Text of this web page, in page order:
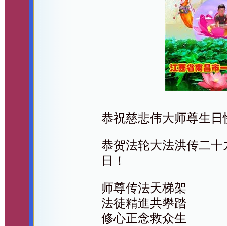
恭祝慈悲伟大师尊生日
恭贺法轮大法洪传二
日！
师尊传法天梯架
法徒精進共攀踏
修心正念救众生